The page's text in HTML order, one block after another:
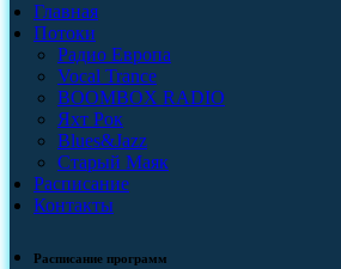
Главная
Потоки
Радио Европа
Vocal Trance
BOOMBOX RADIO
Яхт Рок
Blues&Jazz
Старый Маяк
Расписание
Контакты
Расписание программ